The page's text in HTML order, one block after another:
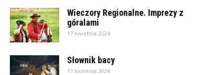
Wieczory Regionalne. Imprezy z
góralami
17 kwietnia 2024
Słownik bacy
17 kwietnia 2024